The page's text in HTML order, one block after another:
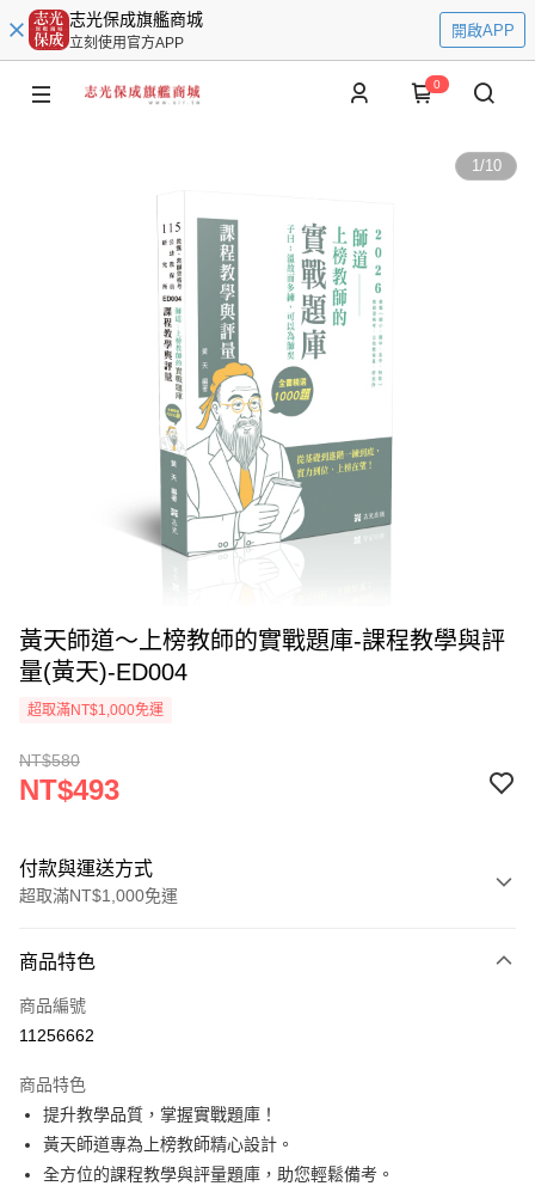
志光保成旗艦商城
立刻使用官方APP
開啟APP
0
1/10
黃天師道～上榜教師的實戰題庫-課程教學與評
量(黃天)-ED004
超取滿NT$1,000免運
NT$580
NT$493
付款與運送方式
超取滿NT$1,000免運
信用卡一次付款
超商取貨付款
Apple Pay
悠遊付
商品特色
商品編號
11256662
商品特色
提升教學品質，掌握實戰題庫！
黃天師道專為上榜教師精心設計。
全方位的課程教學與評量題庫，助您輕鬆備考。